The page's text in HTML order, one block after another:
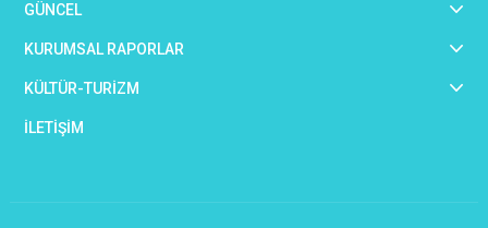
GÜNCEL
KURUMSAL RAPORLAR
KÜLTÜR-TURİZM
İLETİŞİM